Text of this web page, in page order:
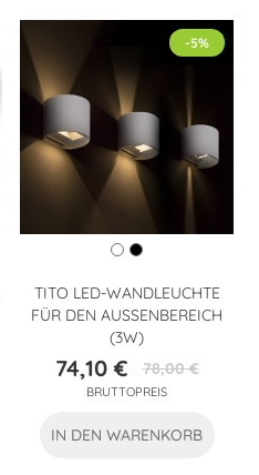
TITO LED-WANDLEUCHTE
FÜR DEN AUSSENBEREICH (
3W)
Preis
74,10 €Verkaufspreis
78,00 €
BRUTTOPREIS
-5%
IN DEN WARENKORB